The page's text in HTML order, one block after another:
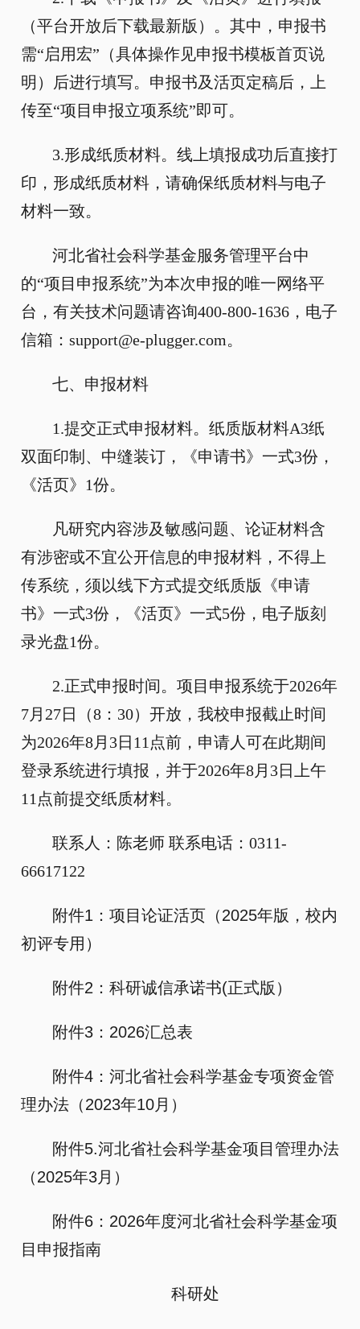
（平台开放后下载最新版）。其中，申报书
需“启用宏”（具体操作见申报书模板首页说
明）后进行填写。申报书及活页定稿后，上
传至“项目申报立项系统”即可。
3.形成纸质材料。线上填报成功后直接打
印，形成纸质材料，请确保纸质材料与电子
材料一致。
河北省社会科学基金服务管理平台中
的“项目申报系统”为本次申报的唯一网络平
台，有关技术问题请咨询400-800-1636，电子
信箱：support@e-plugger.com。
七、申报材料
1.提交正式申报材料。纸质版材料A3纸
双面印制、中缝装订，《申请书》一式3份，
《活页》1份。
凡研究内容涉及敏感问题、论证材料含
有涉密或不宜公开信息的申报材料，不得上
传系统，须以线下方式提交纸质版《申请
书》一式3份，《活页》一式5份，电子版刻
录光盘1份。
2.正式申报时间。项目申报系统于2026年
7月27日（8：30）开放，我校申报截止时间
为2026年8月3日11点前，申请人可在此期间
登录系统进行填报，并于2026年8月3日上午
11点前提交纸质材料。
联系人：陈老师 联系电话：0311-
66617122
附件1：项目论证活页（2025年版，校内
初评专用）
附件2：科研诚信承诺书(正式版）
附件3：2026汇总表
附件4：河北省社会科学基金专项资金管
理办法（2023年10月）
附件5.河北省社会科学基金项目管理办法
（2025年3月）
附件6：2026年度河北省社会科学基金项
目申报指南
科研处